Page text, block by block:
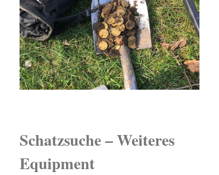
Schatzsuche – Weiteres
Equipment